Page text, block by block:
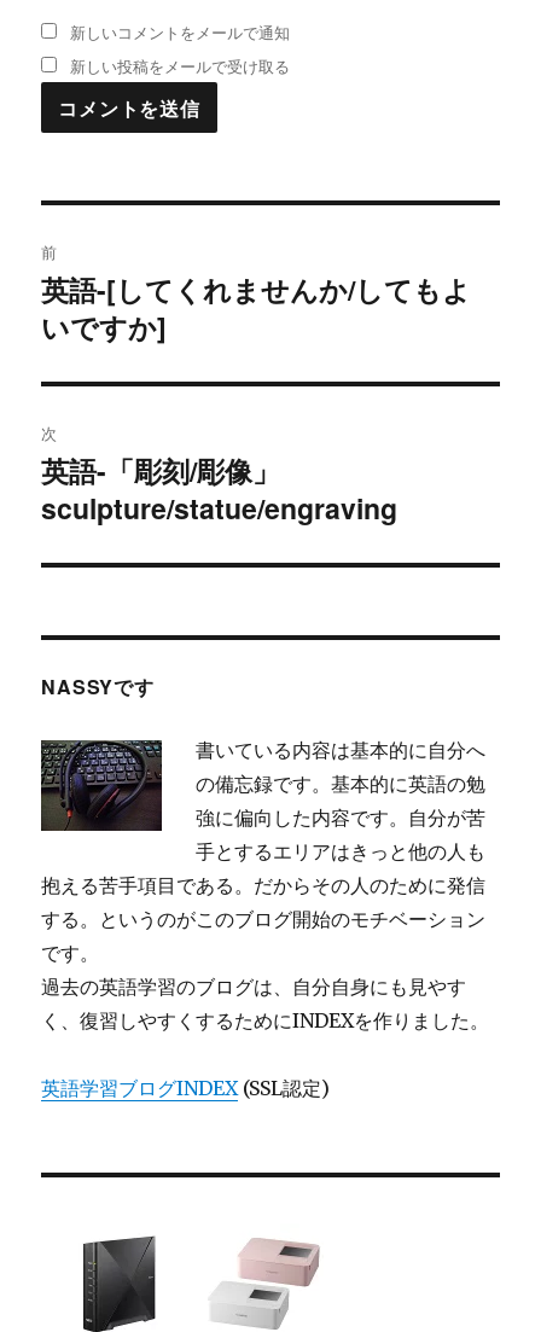
新しいコメントをメールで通知
新しい投稿をメールで受け取る
稿
ナ
ビ
ゲ
ー
ン
前
過
去
投
稿:
英語-[してくれませんか/してもよ
いですか]
次
次
の
稿:
英語-「彫刻/彫像」
sculpture/statue/engraving
NASSYです
書いている内容は基本的に自分へ
の備忘録です。基本的に英語の勉
強に偏向した内容です。自分が苦
手とするエリアはきっと他の人も
抱える苦手項目である。だからその人のために発信
する。というのがこのブログ開始のモチベーション
です。
過去の英語学習のブログは、自分自身にも見やす
く、復習しやすくするためにINDEXを作りました。
英語学習ブログINDEX(SSL認定)